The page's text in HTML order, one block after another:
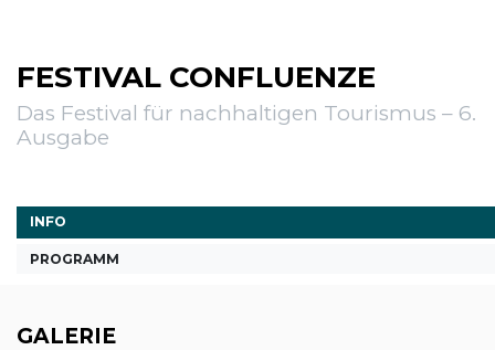
FESTIVAL CONFLUENZE
Das Festival für nachhaltigen Tourismus – 6.
Ausgabe
INFO
PROGRAMM
GALERIE